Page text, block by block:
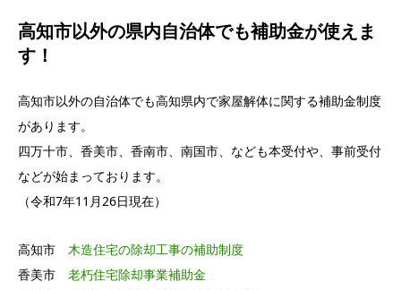
高知市以外の県内自治体でも補助金が使えま
す！
高知市以外の自治体でも高知県内で家屋解体に関する補助金制度
があります。
四万十市、香美市、香南市、南国市、なども本受付や、事前受付
などが始まっております。
（令和7年11月26日現在）
高知市 木造住宅の除却工事の補助制度
香美市 老朽住宅除却事業補助金